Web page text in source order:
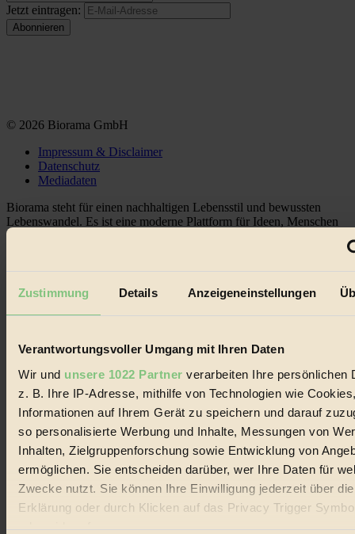
Zustimmung Details Anzeigeneinstellungen
Verantwortungsvoller Umgang mit Ihren Daten
Wir und unsere 1022 Partner verarbeiten Ihre persönlichen
z. B. Ihre IP-Adresse, mithilfe von Technologien wie
Informationen auf Ihrem Gerät zu speichern und darauf
so personalisierte Werbung und Inhalte, Messungen von
Inhalten, Zielgruppenforschung sowie Entwicklung von
ermöglichen. Sie entscheiden darüber, wer Ihre Daten für
Zwecke nutzt. Sie können Ihre Einwilligung jederzeit über
Erklärung oder durch Klicken auf das Privacy Trigger
oder widerrufen
Jetzt eintragen:
© 2026 Biorama GmbH
Impressum & Disclaimer
Datenschutz
Mediadaten
Biorama steht für einen nachhaltigen Lebensstil und bewussten
Lebenswandel. Es ist eine moderne Plattform für Ideen, Menschen
und Produkte, ein Leitfaden im schnell wachsenden Markt des
Social Media
3.415 Follower auf Twitter
Themen
Bio
Nachhaltigkeit